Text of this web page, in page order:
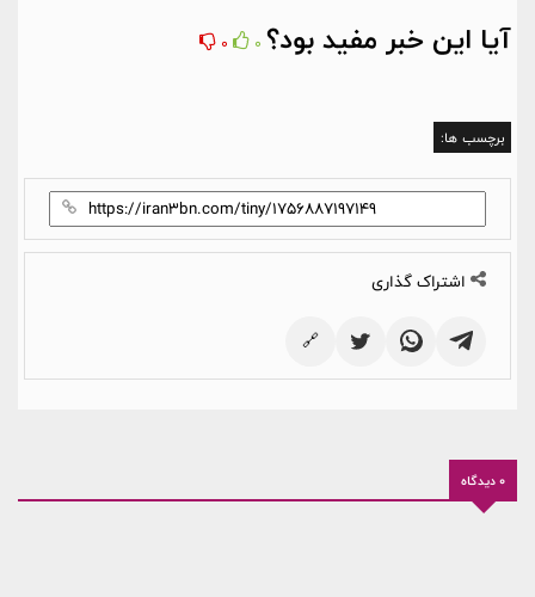
آیا این خبر مفید بود؟ 0
0
برچسب ها:
اشتراک گذاری
🔗
0 دیدگاه